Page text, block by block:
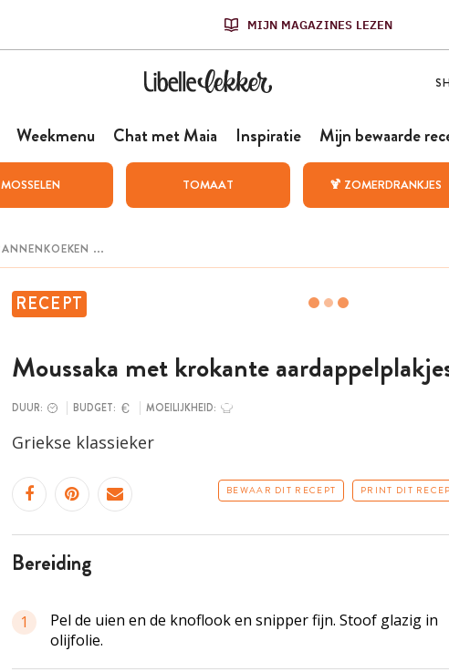
MIJN MAGAZINES LEZEN
Weekmenu Chat met Maia Inspiratie Mijn bewaarde
MOSSELEN TOMAAT 🍹 ZOMERDRANKJES
RECEPT
Moussaka met krokante
DUUR: BUDGET: MOEILIJKHEID:
Griekse klassieker
BEWAAR DIT RECEPT PRINT DIT
bereiding
1
Pel de uien en de knoflook en snipper fijn. Stoof glazig in
olijfolie.